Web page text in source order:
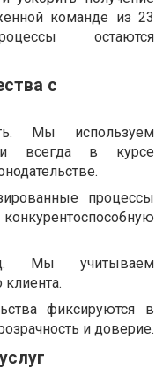
команде из 23
остаются
с
Мы используем
и всегда в курсе
процессы
Мы учитываем
фиксируются в
и доверие.